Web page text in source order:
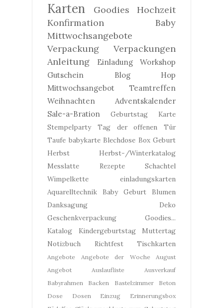
Karten Goodies
Hochzeit
Konfirmation
Baby
Mittwochsangebote
Verpackung
Verpackungen
Anleitung
Einladung
Workshop
Gutschein
Blog Hop
Mittwochsangebot
Teamtreffen
Weihnachten
Adventskalender
Sale-a-Bration
Geburtstag
Karte
Stempelparty
Tag der offenen Tür
Taufe babykarte Blechdose Box Geburt
Herbst
Herbst-/Winterkatalog
Messlatte
Rezepte
Schachtel
Wimpelkette
einladungskarten
Aquarelltechnik
Baby Geburt
Blumen
Danksagung
Deko
Geschenkverpackung
Goodies...
Katalog
Kindergeburtstag
Muttertag
Notizbuch
Richtfest Tischkarten
Angebote Angebote der Woche
August
Angebot
Auslaufliste
Ausverkauf
Babyrahmen
Backen Bastelzimmer
Beton
Dose
Dosen Einzug
Erinnerungsbox